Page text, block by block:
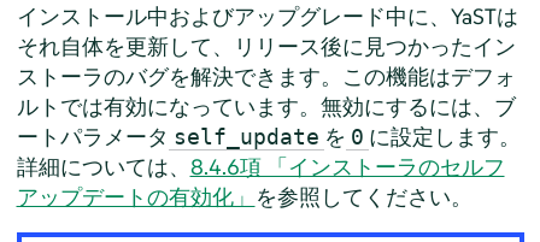
インストール中およびアップグレード中に、YaSTは
それ自体を更新して、リリース後に見つかったイン
ストーラのバグを解決できます。この機能はデフォ
ルトでは有効になっています。無効にするには、ブ
ートパラメータ self_update を 0 に設定します。
詳細については、 8.4.6項 「インストーラのセルフ
アップデートの有効化」 を参照してください。